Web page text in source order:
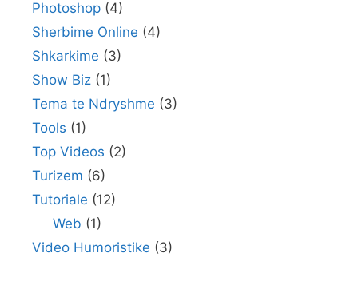
Photoshop (4)
Sherbime Online (4)
Shkarkime (3)
Show Biz (1)
Tema te Ndryshme (3)
Tools (1)
Top Videos (2)
Turizem (6)
Tutoriale (12)
Web (1)
Video Humoristike (3)